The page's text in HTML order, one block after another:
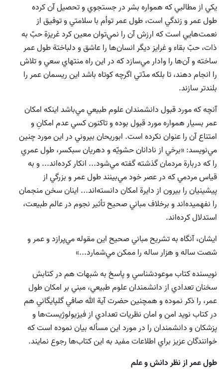
يكي از مطالبي كه همواره بشر در جستجوي و تحصيل آن كرده
طول عمر و زندگي است، طول عمر توأم با سلامتي و توفيق از
نعمت‌هايي است كه ارزش آن را نمي‌توان معين كرد غريزة حبّ به
ذات، حبّ بقاء و غرايز ديگر انسان‌ها را عاشق و دلباختة طول عمر
ساخته و آن‌ها را وادار مي‌سازد كه در اين راه منتهاي سعي و تلاش
را انجام دهند، تا بلكه مدّتي اگرچه كوتاه باشد اين ريسمان عمر را
بلندتر سازند.
آنچه كه مورد قبول دانشمندان علوم طبيعي مي‌باشد اينكه امكان
عمر بسيار همواره مورد قبول بوده و تاكنون كسي عدم امكانِ و
امتناع آن را عنوان نكرده است. ابوريحان بيروني در اين مورد چنين
مي‌نويسد: «برخي از نادانان حشويّه و دهريان سبكسر، طول عمري
را كه دربارة مردمان گذشته گفته مي‌شود... انكار كرده‌اند... و به
قياس مردمي كه در عصر خود مي‌بينند طول عمر و بزرگي از
پيشينيان را بيرون از دايرة امكان دانسته‌اند... اينان سخن منجمان
را نفهميده‌اند و برخلاف مباني صحيح تأثير نجوم در عالم طبيعت،
استدلال كرده‌اند.
ايشان، آنگاه به تشريح مباني صحيح اين مقوله مي‌پرازد و عمر و
شصت ساله و هزار ساله را ممكن مي‌شمارد...»
نويسنده كتاب موعودشناسي و پاسخ به شبهات هم در كتابش
سخنان تعدادي از دانشمندان علوم طبيعي، مبني بر امكان طول
عمر، را ذكر نمودهو همچنين حضرت آية الله صافي گلپايگاني هم
در كتاب نويد امن و امان نظريات تعدادي از فيزيولوژيست‌ها و
پزشكان و دانشمندان را در مورد اين مسأله بيان نموده استكه
خوانندگان عزيز براي اطلاعات مفيد به اين كتاب‌ها رجوع نمايند.
طول عمر از نظر دانش و علم